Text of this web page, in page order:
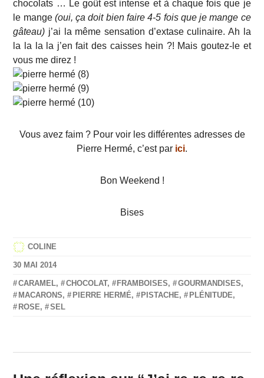
chocolats … Le goût est intense et à chaque fois que je
le mange (oui, ça doit bien faire 4-5 fois que je mange ce
gâteau) j’ai la même sensation d’extase culinaire. Ah la
la la la la j’en fait des caisses hein ?! Mais goutez-le et
vous me direz !
Vous avez faim ? Pour voir les différentes adresses de
Pierre Hermé, c’est par ici.
Bon Weekend !
Bises
COLINE
30 MAI 2014
CARAMEL, CHOCOLAT, FRAMBOISES, GOURMANDISES,
MACARONS, PIERRE HERMÉ, PISTACHE, PLÉNITUDE,
ROSE, SEL